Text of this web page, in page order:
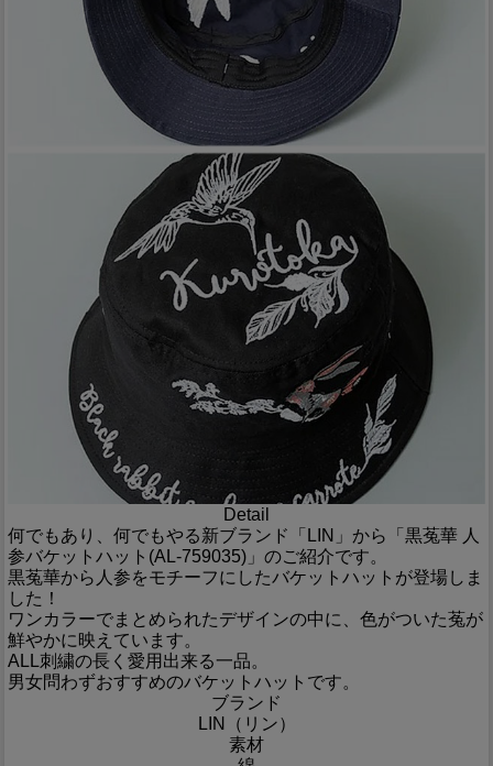
Detail
何でもあり、何でもやる新ブランド「LIN」から「黒菟華 人
参バケットハット(AL-759035)」のご紹介です。
黒菟華から人参をモチーフにしたバケットハットが登場しま
した！
ワンカラーでまとめられたデザインの中に、色がついた菟が
鮮やかに映えています。
ALL刺繍の長く愛用出来る一品。
男女問わずおすすめのバケットハットです。
ブランド
LIN（リン）
素材